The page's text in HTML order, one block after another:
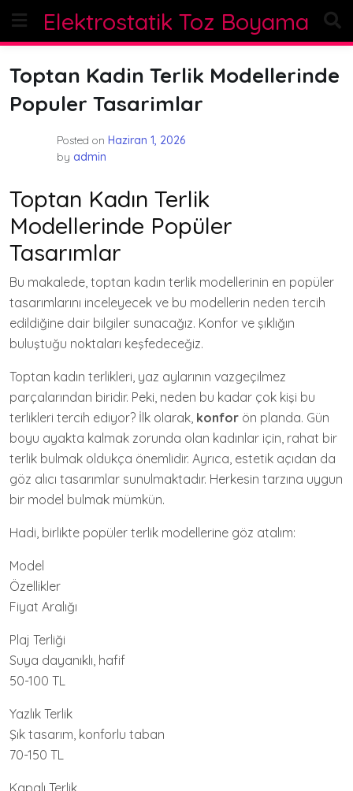
content
Elektrostatik Toz Boyama
Toptan Kadin Terlik Modellerinde
Populer Tasarimlar
Posted on Haziran 1, 2026
by admin
Toptan Kadın Terlik
Modellerinde Popüler
Tasarımlar
Bu makalede, toptan kadın terlik modellerinin en popüler
tasarımlarını inceleyecek ve bu modellerin neden tercih
edildiğine dair bilgiler sunacağız. Konfor ve şıklığın
buluştuğu noktaları keşfedeceğiz.
Toptan kadın terlikleri, yaz aylarının vazgeçilmez
parçalarından biridir. Peki, neden bu kadar çok kişi bu
terlikleri tercih ediyor? İlk olarak, konfor ön planda. Gün
boyu ayakta kalmak zorunda olan kadınlar için, rahat bir
terlik bulmak oldukça önemlidir. Ayrıca, estetik açıdan da
göz alıcı tasarımlar sunulmaktadır. Herkesin tarzına uygun
bir model bulmak mümkün.
Hadi, birlikte popüler terlik modellerine göz atalım:
Model
Özellikler
Fiyat Aralığı
Plaj Terliği
Suya dayanıklı, hafif
50-100 TL
Yazlık Terlik
Şık tasarım, konforlu taban
70-150 TL
Kapalı Terlik